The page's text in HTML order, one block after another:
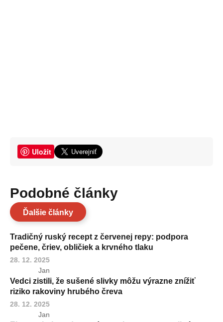
Uložit
Podobné články
Ďalšie články
Tradičný ruský recept z červenej repy: podpora
pečene, čriev, obličiek a krvného tlaku
28. 12. 2025
Jan
Vedci zistili, že sušené slivky môžu výrazne znížiť
riziko rakoviny hrubého čreva
28. 12. 2025
Jan